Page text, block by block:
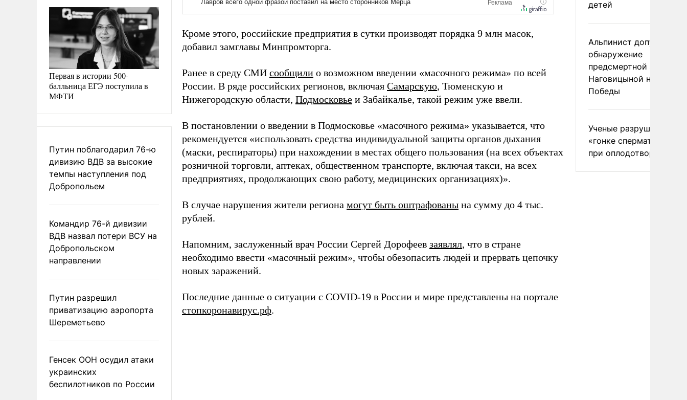
Первая в истории 500-
балльница ЕГЭ поступила в
МФТИ
Путин поблагодарил 76-ю
дивизию ВДВ за высокие
темпы наступления под
Добропольем
Командир 76-й дивизии
ВДВ назвал потери ВСУ на
Добропольском
направлении
Путин разрешил
приватизацию аэропорта
Шереметьево
Генсек ООН осудил атаки
украинских
беспилотников по России
Кроме этого, российские предприятия в сутки производят порядка 9 млн масок,
добавил замглавы Минпромторга.
Ранее в среду СМИ сообщили о возможном введении «масочного режима» по всей
России. В ряде российских регионов, включая Самарскую, Тюменскую и
Нижегородскую области, Подмосковье и Забайкалье, такой режим уже ввели.
В постановлении о введении в Подмосковье «масочного режима» указывается, что
рекомендуется «использовать средства индивидуальной защиты органов дыхания
(маски, респираторы) при нахождении в местах общего пользования (на всех объектах
розничной торговли, аптеках, общественном транспорте, включая такси, на всех
предприятиях, продолжающих свою работу, медицинских организациях)».
В случае нарушения жители региона могут быть оштрафованы на сумму до 4 тыс.
рублей.
Напомним, заслуженный врач России Сергей Дорофеев заявлял, что в стране
необходимо ввести «масочный режим», чтобы обезопасить людей и прервать цепочку
новых заражений.
Последние данные о ситуации с COVID-19 в России и мире представлены на портале
стопкоронавирус.рф.
детей
Альпинист допустил
обнаружение
предсмертной записки
Наговицыной на пике
Победы
Ученые разрушили миф
«гонке
при оплодотворении